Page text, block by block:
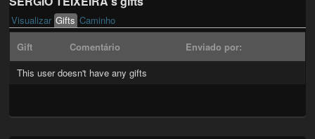
Primary tabs
Visualizar Gifts (active tab)
Caminho
Gift
Comentário
Enviado por:
This user doesn't have any gifts